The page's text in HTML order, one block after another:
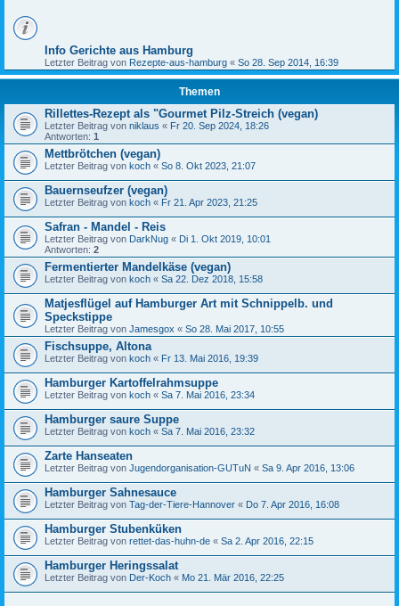
Info Gerichte aus Hamburg
Letzter Beitrag von Rezepte-aus-hamburg « So 28. Sep 2014, 16:39
Themen
Rillettes-Rezept als "Gourmet Pilz-Streich (vegan)
Letzter Beitrag von niklaus « Fr 20. Sep 2024, 18:26
Antworten: 1
Mettbrötchen (vegan)
Letzter Beitrag von koch « So 8. Okt 2023, 21:07
Bauernseufzer (vegan)
Letzter Beitrag von koch « Fr 21. Apr 2023, 21:25
Safran - Mandel - Reis
Letzter Beitrag von DarkNug « Di 1. Okt 2019, 10:01
Antworten: 2
Fermentierter Mandelkäse (vegan)
Letzter Beitrag von koch « Sa 22. Dez 2018, 15:58
Matjesflügel auf Hamburger Art mit Schnippelb. und
Speckstippe
Letzter Beitrag von Jamesgox « So 28. Mai 2017, 10:55
Fischsuppe, Altona
Letzter Beitrag von koch « Fr 13. Mai 2016, 19:39
Hamburger Kartoffelrahmsuppe
Letzter Beitrag von koch « Sa 7. Mai 2016, 23:34
Hamburger saure Suppe
Letzter Beitrag von koch « Sa 7. Mai 2016, 23:32
Zarte Hanseaten
Letzter Beitrag von Jugendorganisation-GUTuN « Sa 9. Apr 2016, 13:06
Hamburger Sahnesauce
Letzter Beitrag von Tag-der-Tiere-Hannover « Do 7. Apr 2016, 16:08
Hamburger Stubenküken
Letzter Beitrag von rettet-das-huhn-de « Sa 2. Apr 2016, 22:15
Hamburger Heringssalat
Letzter Beitrag von Der-Koch « Mo 21. Mär 2016, 22:25